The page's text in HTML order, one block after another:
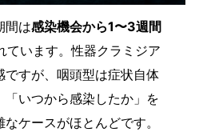
間は感染機会から1〜3週間
ています。性器クラミジア
ですが、咽頭型は症状自体
いつから感染したか」を
ケースがほとんどです。